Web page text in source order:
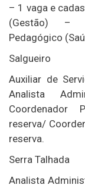
– 1 vaga e
(Gestão) –
Pedagógico
Salgueiro
Auxiliar de
Analista
Coordenador
reserva/
reserva.
Serra Talhada
Analista